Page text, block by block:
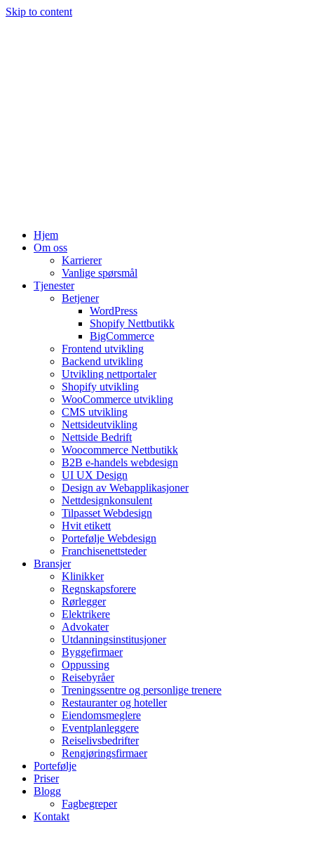
Skip to content
Hjem
Om oss
Karrierer
Vanlige spørsmål
Tjenester
Betjener
WordPress
Shopify Nettbutikk
BigCommerce
Frontend utvikling
Backend utvikling
Utvikling nettportaler
Shopify utvikling
WooCommerce utvikling
CMS utvikling
Nettsideutvikling
Nettside Bedrift
Woocommerce Nettbutikk
B2B e-handels webdesign
UI UX Design
Design av Webapplikasjoner
Nettdesignkonsulent
Tilpasset Webdesign
Hvit etikett
Portefølje Webdesign
Franchisenettsteder
Bransjer
Klinikker
Regnskapsforere
Rørlegger
Elektrikere
Advokater
Utdanningsinstitusjoner
Byggefirmaer
Oppussing
Reisebyråer
Treningssentre og personlige trenere
Restauranter og hoteller
Eiendomsmeglere
Eventplanleggere
Reiselivsbedrifter
Rengjøringsfirmaer
Portefølje
Priser
Blogg
Fagbegreper
Kontakt